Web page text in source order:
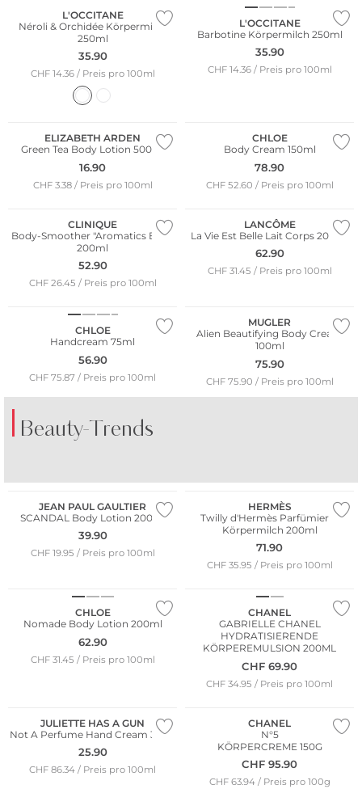
L'OCCITANE
Néroli & Orchidée Körpermilch
250ml
35.90
CHF 14.36 / Preis pro 100ml
L'OCCITANE
Barbotine Körpermilch 250ml
35.90
CHF 14.36 / Preis pro 100ml
ELIZABETH ARDEN
Green Tea Body Lotion 500ml
16.90
CHF 3.38 / Preis pro 100ml
CHLOE
Body Cream 150ml
78.90
CHF 52.60 / Preis pro 100ml
CLINIQUE
Body-Smoother "Aromatics Elixir"
200ml
52.90
CHF 26.45 / Preis pro 100ml
LANCÔME
La Vie Est Belle Lait Corps 200ml
62.90
CHF 31.45 / Preis pro 100ml
CHLOE
Handcream 75ml
56.90
CHF 75.87 / Preis pro 100ml
MUGLER
Alien Beautifying Body Cream
100ml
75.90
CHF 75.90 / Preis pro 100ml
Beauty-Trends
AMALFI
KOPENHAGEN
JEAN PAUL GAULTIER
SCANDAL Body Lotion 200ml
39.90
CHF 19.95 / Preis pro 100ml
HERMÈS
Twilly d'Hermès Parfümierte
Körpermilch 200ml
71.90
CHF 35.95 / Preis pro 100ml
CHLOE
Nomade Body Lotion 200ml
62.90
CHF 31.45 / Preis pro 100ml
CHANEL
GABRIELLE CHANEL
HYDRATISIERENDE
KÖRPEREMULSION 200ML
CHF 69.90
CHF 34.95 / Preis pro 100ml
JULIETTE HAS A GUN
Not A Perfume Hand Cream 30ml
25.90
CHF 86.34 / Preis pro 100ml
CHANEL
N°5
KÖRPERCREME 150G
CHF 95.90
CHF 63.94 / Preis pro 100g